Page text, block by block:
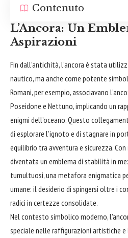
Contenuto
L’Ancora: Un
Aspirazioni
Fin dall’antichità, l’ancora è stata
nautico, ma anche come potente
Romani, per esempio, associavano
Poseidone e Nettuno, implicando un
enigmi dell’oceano. Questo
di esplorare l’ignoto e di stagnare in
equilibrio tra avventura e sicurezza.
diventata un emblema di stabilità in
tumultuosi, una metafora enigmatica
umane: il desiderio di spingersi oltre i
radici in certezze consolidate.
Nel contesto simbolico moderno,
speciale nelle raffigurazioni artistiche